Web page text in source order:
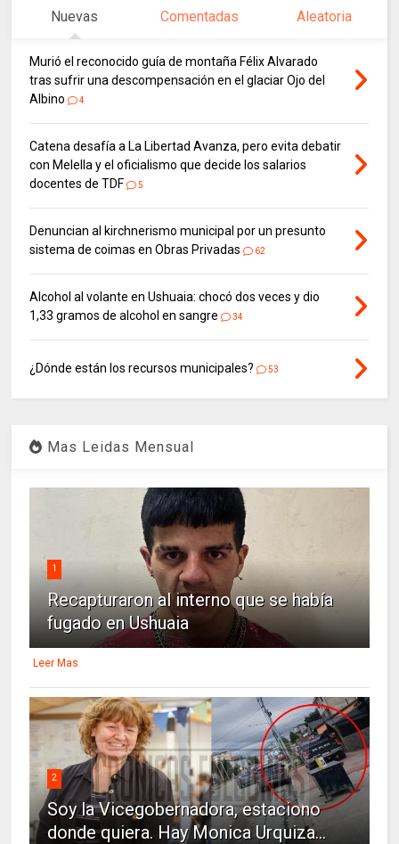
Nuevas Comentadas Aleatoria
Murió el reconocido guía de montaña Félix Alvarado
tras sufrir una descompensación en el glaciar Ojo del
Albino
4
Catena desafía a La Libertad Avanza, pero evita debatir
con Melella y el oficialismo que decide los salarios
docentes de TDF
5
Denuncian al kirchnerismo municipal por un presunto
sistema de coimas en Obras Privadas
62
Alcohol al volante en Ushuaia: chocó dos veces y dio
1,33 gramos de alcohol en sangre
34
¿Dónde están los recursos municipales? 53
Mas Leidas Mensual
1
Recapturaron al interno que se había
fugado en Ushuaia
Leer Mas
2
Soy la Vicegobernadora, estaciono
donde quiera. Hay Monica Urquiza...